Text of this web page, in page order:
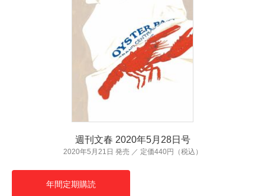
週刊文春 2020年5月28日号
2020年5月21日 発売 ／ 定価440円（税込）
年間定期購読